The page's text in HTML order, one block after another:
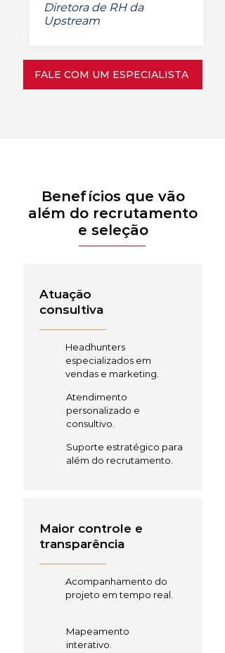
Diretora de RH da
Upstream
FALE COM UM ESPECIALISTA
Benefícios que vão
além do recrutamento
e seleção
Atuação
consultiva
Headhunters
especializados em
vendas e marketing.
Atendimento
personalizado e
consultivo.
Suporte estratégico para
além do recrutamento.
Maior controle e
transparência
Acompanhamento do
projeto em tempo real.
Mapeamento
interativo.